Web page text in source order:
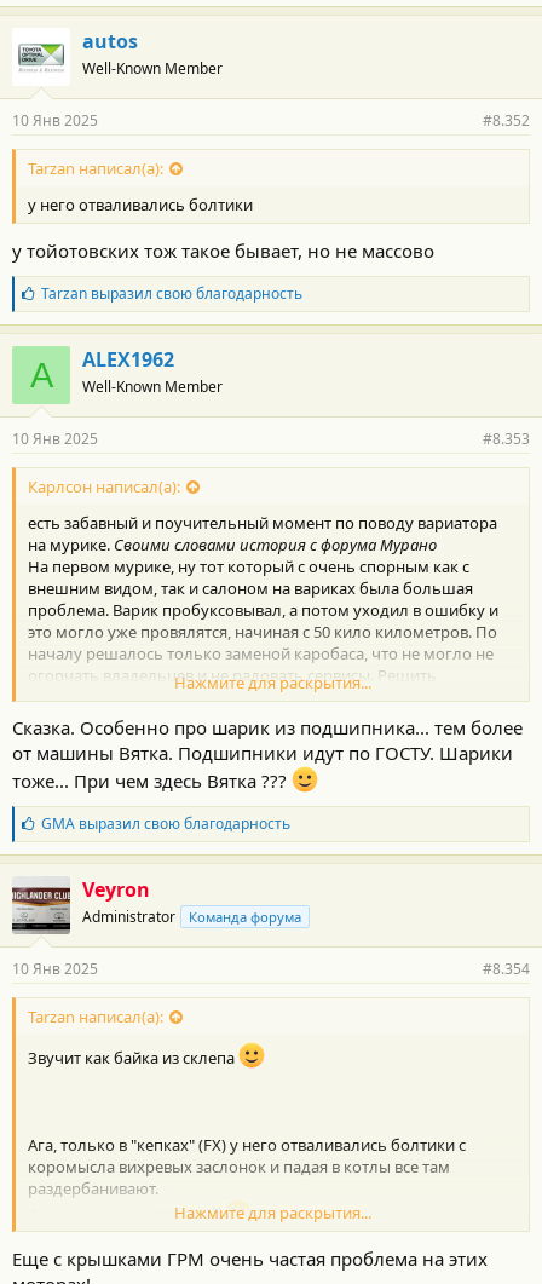
autos
Well-Known Member
10 Янв 2025 #8.352
Tarzan написал(а):
у него отваливались болтики
у тойотовских тож такое бывает, но не массово
Б
л
а
г
о
д
а
н
о
с
и
:
Tarzanвыразил свою благодарность
A ALEX1962
Well-Known Member
10 Янв 2025 #8.353
Карлсон написал(а):
есть забавный и поучительный момент по поводу вариатора
на мурике. Своими словами история с форума Мурано
На первом мурике, ну тот который с очень спорным как с
внешним видом, так и салоном на вариках была большая
проблема. Варик пробуксовывал, а потом уходил в ошибку и
это могло уже провялятся, начиная c 50 кило километров. По
началу решалось только заменой каробаса, что не могло не
огорчать владельцев и не радовать сервисы. Решить
сервисмены не могли, или не хотели, пока за нее не взялась
женщина. У соклубницы накрылся вариатор. Без
популяционно его приговорили к замене. Но женщина была
не простая, а кандидат каких-то там технических наук... вся
история слишком длинная. Суть в том, что в Варике есть
клапан в форме шарика какой со временем терял свою форму
и плохо перекрывал канал. Проблему решил шарик из
подшипника для стиральной машинки Вятка. Весь клуб потом
скинулся на подарок для нее.
Нажмите для раскрытия...
Сказка. Особенно про шарик из подшипника... тем более
от машины Вятка. Подшипники идут по ГОСТУ. Шарики
тоже... При чем здесь Вятка ???
Б
л
а
о
д
а
н
о
с
и
GMAвыразил свою благодарность
Veyron
Administrator Команда форума
10 Янв 2025 #8.354
Tarzan написал(а):
Звучит как байка из склепа
Ага, только в "кепках" (FX) у него отваливались болтики с
коромысла вихревых заслонок и падая в котлы все там
раздербанивают.
лучший
Нажмите для раскрытия...
Еще с крышками ГРМ очень частая проблема на этих